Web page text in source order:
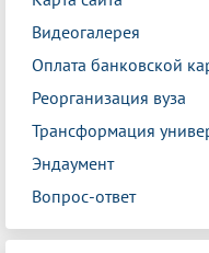
Видеогалерея
Оплата банковской
Реорганизация вуза
Трансформация
Эндаумент
Вопрос-ответ